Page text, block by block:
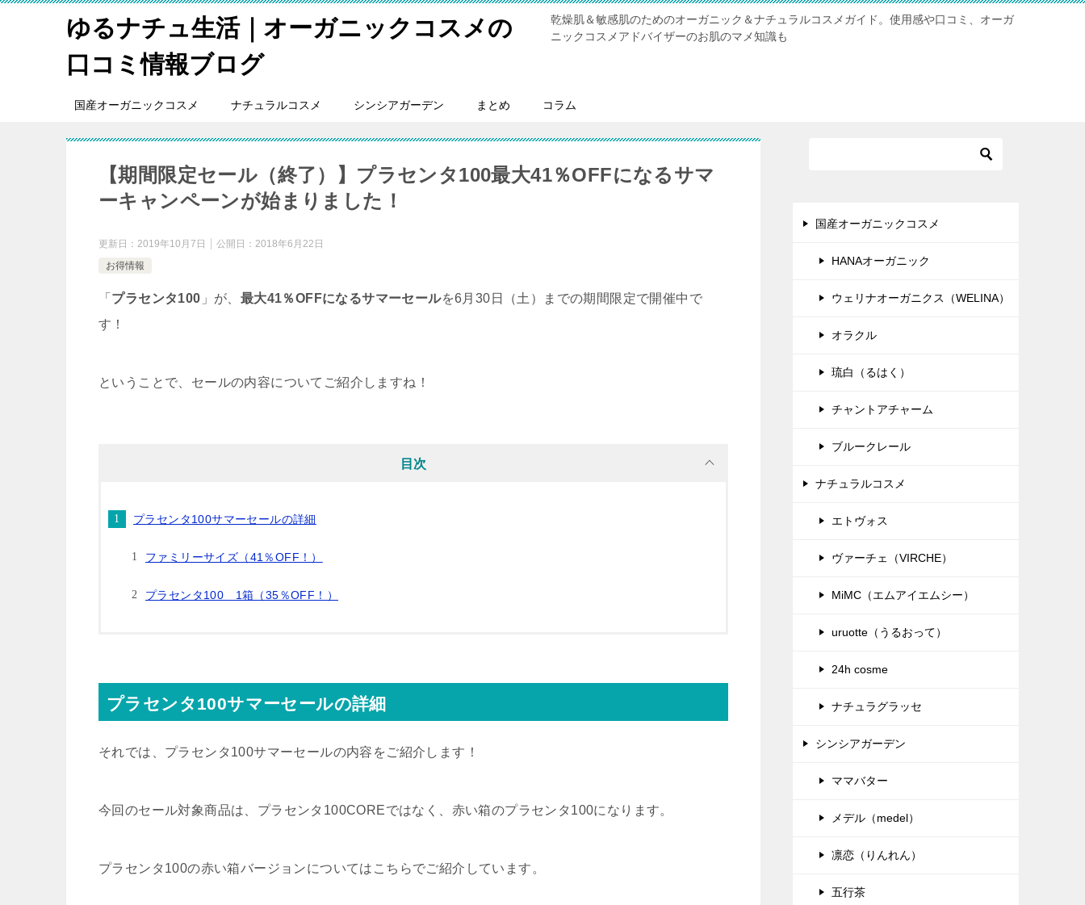
ゆるナチュ生活｜オーガニックコスメの
口コミ情報ブログ
乾燥肌＆敏感肌のためのオーガニック＆ナチュラルコスメガイド。使用感や口コミ、オーガ
ニックコスメアドバイザーのお肌のマメ知識も
国産オーガニックコスメ ナチュラルコスメ シンシアガーデン まとめ コラム
【期間限定セール（終了）】プラセンタ100最大41％OFFになるサマ
ーキャンペーンが始まりました！
更新日： 2019年10月7日 公開日： 2018年6月22日
お得情報
「 プラセンタ100 」が、 最大41％OFFになるサマーセールを6月30日（土）までの期間限定で開催中で
す！
ということで、セールの内容についてご紹介しますね！
目次
プラセンタ100サマーセールの詳細
ファミリーサイズ（41％OFF！）
プラセンタ100 1箱（35％OFF！）
プラセンタ100サマーセールの詳細
それでは、プラセンタ100サマーセールの内容をご紹介します！
今回のセール対象商品は、プラセンタ100COREではなく、赤い箱のプラセンタ100になります。
プラセンタ100の赤い箱バージョンについてはこちらでご紹介しています。
国産オーガニックコスメ
HANAオーガニック
ウェリナオーガニクス（WELINA）
オラクル
琉白（るはく）
チャントアチャーム
ブルークレール
ナチュラルコスメ
エトヴォス
ヴァーチェ（VIRCHE）
MiMC（エムアイエムシー）
uruotte（うるおって）
24h cosme
ナチュラグラッセ
シンシアガーデン
ママバター
メデル（medel）
凛恋（りんれん）
五行茶